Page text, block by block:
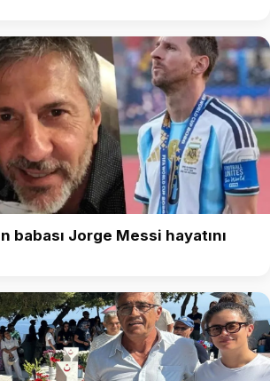
babası Jorge Messi hayatını